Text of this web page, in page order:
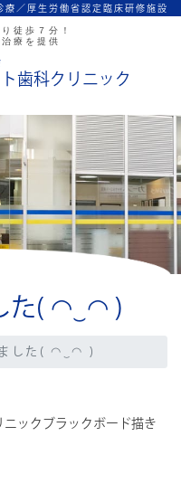
療／厚生労働省認定臨床研修施設
徒歩７分！
療を提供
歯科クリニック
た( ◠‿◠ )
した( ◠‿◠ )
ックブラックボード描き